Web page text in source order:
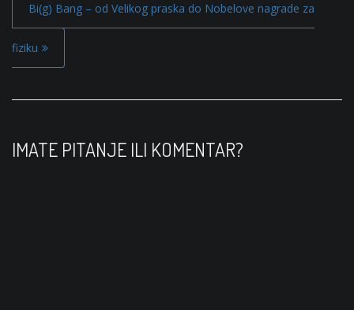
t
n
v
i
g
Bi(g) Bang – od Velikog praska do Nobelove nagrade za
fiziku
IMATE PITANJE ILI KOMENTAR?